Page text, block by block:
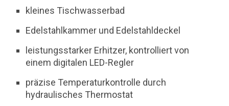
kleines Tischwasserbad
Edelstahlkammer und Edelstahldeckel
leistungsstarker Erhitzer, kontrolliert von
einem digitalen LED-Regler
präzise Temperaturkontrolle durch
hydraulisches Thermostat